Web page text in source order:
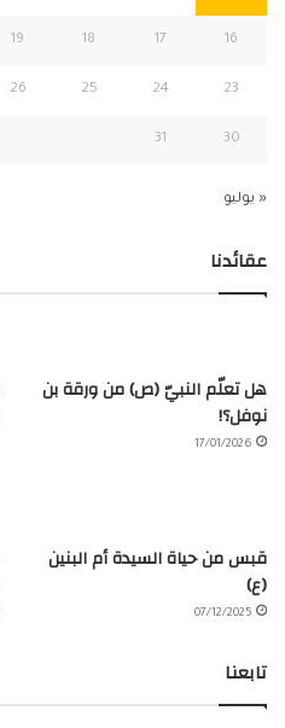
16
17
18
19
23
24
25
26
30
31
« يوليو
عقائدنا
هل تعلّم النبيّ (ص) من ورقة بن
نوفل؟!
17/01/2026
قبس من حياة السيدة أم البنين
(ع)
07/12/2025
تابعنا